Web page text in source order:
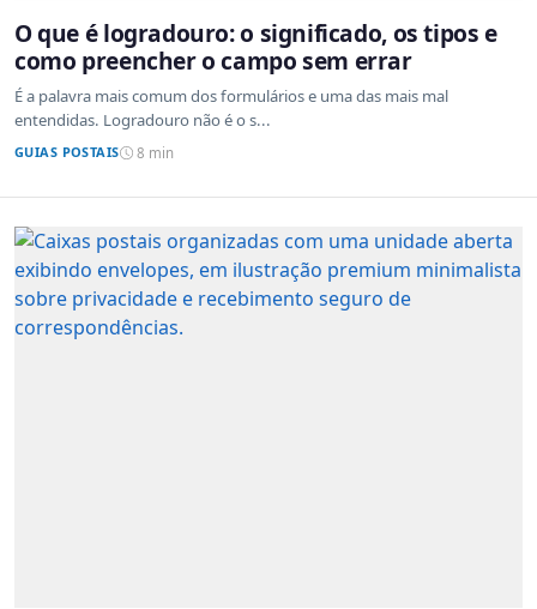
O que é logradouro: o significado, os tipos e
como preencher o campo sem errar
É a palavra mais comum dos formulários e uma das mais mal
entendidas. Logradouro não é o s...
GUIAS POSTAIS 8 min